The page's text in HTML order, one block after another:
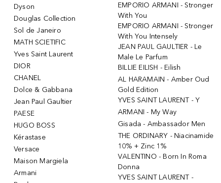
Dyson
Douglas Collection
Sol de Janeiro
MATH SCIETIFIC
Yves Saint Laurent
DIOR
CHANEL
Dolce & Gabbana
Jean Paul Gaultier
PAESE
HUGO BOSS
Kérastase
Versace
Maison Margiela
Armani
EMPORIO ARMANI - Stronger
With You
EMPORIO ARMANI - Stronger
With You Intensely
JEAN PAUL GAULTIER - Le
Male Le Parfum
BILLIE EILISH - Eilish
AL HARAMAIN - Amber Oud
Gold Edition
YVES SAINT LAURENT - Y
ARMANI - My Way
Gisada - Ambassador Men
THE ORDINARY - Niacinamide
10% + Zinc 1%
VALENTINO - Born In Roma
Donna
YVES SAINT LAURENT -